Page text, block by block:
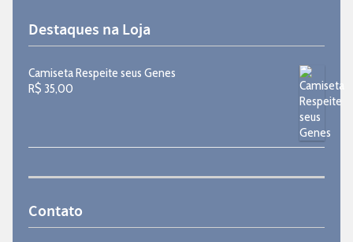
Destaques na Loja
Camiseta Respeite seus Genes
R$ 35,00
Contato